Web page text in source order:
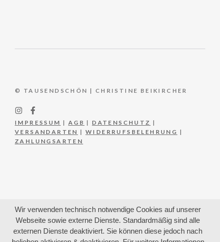
© TAUSENDSCHÖN | CHRISTINE BEIKIRCHER
IMPRESSUM | AGB | DATENSCHUTZ |
VERSANDARTEN |WIDERRUFSBELEHRUNG |
ZAHLUNGSARTEN
Wir verwenden technisch notwendige Cookies auf unserer
Webseite sowie externe Dienste. Standardmäßig sind alle
externen Dienste deaktiviert. Sie können diese jedoch nach